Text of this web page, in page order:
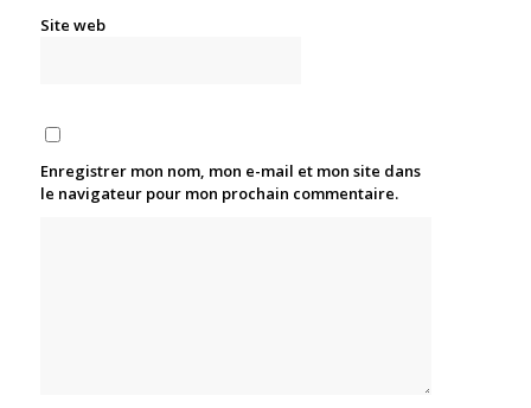
Site web
Enregistrer mon nom, mon e-mail et mon site dans
le navigateur pour mon prochain commentaire.